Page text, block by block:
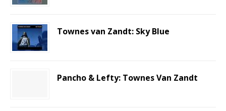
Townes van Zandt: Sky Blue
Pancho & Lefty: Townes Van Zandt